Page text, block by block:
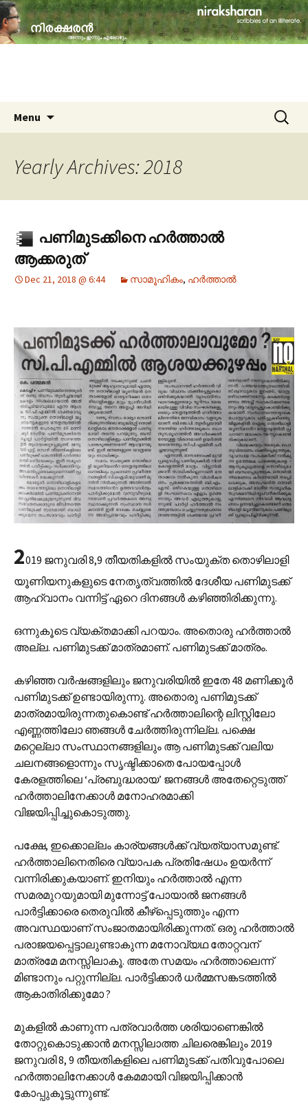
niraksharan (നിരക്ഷരൻ)
travelogues, book reviews, social issues,
cinema, memories & lot more…
Menu
Search
for:
Yearly Archives: 2018
പണിമുടക്കിനെ ഹർത്താൽ
ആക്കരുത്
Dec 21, 2018 @ 6:44 സാമൂഹികം, ഹർത്താൽ
2019 ജനുവരി 8,9 തീയതികളിൽ സംയുക്ത തൊഴിലാളി
യൂണിയനുകളുടെ നേതൃത്വത്തിൽ ദേശീയ പണിമുടക്ക്
ആഹ്വാനം വന്നിട്ട് ഏറെ ദിനങ്ങൾ കഴിഞ്ഞിരിക്കുന്നു.
ഒന്നുകൂടെ വ്യക്തമാക്കി പറയാം. അതൊരു ഹർത്താൽ
അല്ല. പണിമുടക്ക് മാത്രമാണ്. പണിമുടക്ക് മാത്രം.
കഴിഞ്ഞ വർഷങ്ങളിലും ജനുവരിയിൽ ഇതേ 48 മണിക്കൂർ
പണിമുടക്ക് ഉണ്ടായിരുന്നു. അതൊരു പണിമുടക്ക്
മാത്രമായിരുന്നതുകൊണ്ട് ഹർത്താലിന്റെ ലിസ്റ്റിലോ
എണ്ണത്തിലോ ഞങ്ങൾ ചേർത്തിരുന്നില്ല. പക്ഷെ
മറ്റെല്ലാ സംസ്ഥാനങ്ങളിലും ആ പണിമുടക്ക് വലിയ
ചലനങ്ങളൊന്നും സൃഷ്ടിക്കാതെ പോയപ്പോൾ
കേരളത്തിലെ ‘പ്രബുദ്ധരായ’ ജനങ്ങൾ അതേറ്റെടുത്ത്
ഹർത്താലിനേക്കാൾ മനോഹരമാക്കി
വിജയിപ്പിച്ചുകൊടുത്തു.
പക്ഷേ, ഇക്കൊല്ലം കാര്യങ്ങൾക്ക് വ്യത്യാസമുണ്ട്.
ഹർത്താലിനെതിരെ വ്യാപക പ്രതിഷേധം ഉയർന്ന്
വന്നിരിക്കുകയാണ്. ഇനിയും ഹർത്താൽ എന്ന
സമരമുറയുമായി മുന്നോട്ട് പോയാൽ ജനങ്ങൾ
പാർട്ടിക്കാരെ തെരുവിൽ കീഴ്പ്പെടുത്തും എന്ന
അവസ്ഥയാണ് സംജാതമായിരിക്കുന്നത്. ഒരു ഹർത്താൽ
പരാജയപ്പെട്ടാലുണ്ടാകുന്ന മനോവ്യഥ തോറ്റവന്
മാത്രമേ മനസ്സിലാകൂ. അതേ സമയം ഹർത്താലെന്ന്
മിണ്ടാനും പറ്റുന്നില്ല. പാർട്ടിക്കാർ ധർമ്മസങ്കടത്തിൽ
ആകാതിരിക്കുമോ ?
മുകളിൽ കാണുന്ന പത്രവാർത്ത ശരിയാണെങ്കിൽ
തോറ്റുകൊടുക്കാൻ മനസ്സിലാത്ത ചിലരെങ്കിലും 2019
ജനുവരി 8, 9 തീയതികളിലെ പണിമുടക്ക് പതിവുപോലെ
ഹർത്താലിനേക്കാൾ കേമമായി വിജയിപ്പിക്കാൻ
കോപ്പുകൂട്ടുന്നുണ്ട്.